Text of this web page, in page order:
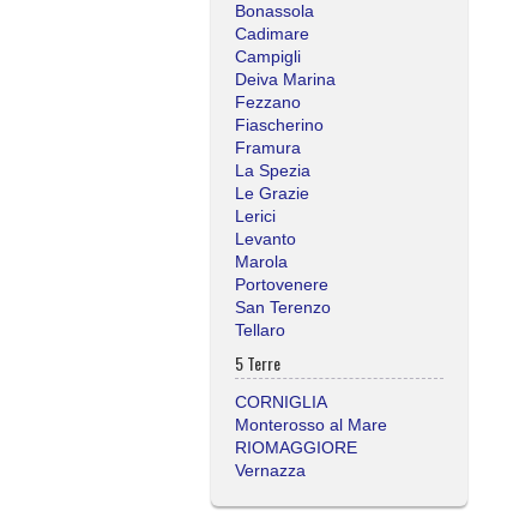
Bonassola
Cadimare
Campigli
Deiva Marina
Fezzano
Fiascherino
Framura
La Spezia
Le Grazie
Lerici
Levanto
Marola
Portovenere
San Terenzo
Tellaro
5 Terre
CORNIGLIA
Monterosso al Mare
RIOMAGGIORE
Vernazza